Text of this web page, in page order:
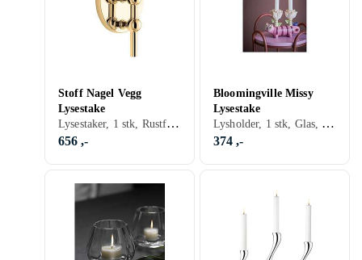
Stoff Nagel Vegg
Lysestake
Lysestaker, 1 stk, Rustfritt/krom, Sort, Sølv, Gull, Messing
656 ,-
Bloomingville Missy
Lysestake
Lysholder, 1 stk, Glas, Transparent
374 ,-